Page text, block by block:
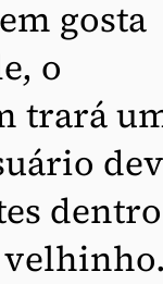
gosta
o
trará
dentro